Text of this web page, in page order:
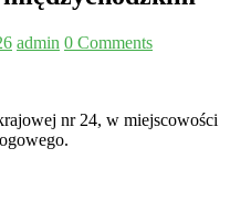
admin 0 Comments
nr 24, w miejscowości